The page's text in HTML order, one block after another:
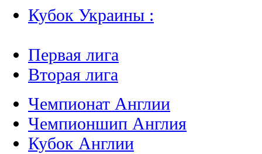
Кубок Украины :
Первая лига
Вторая лига
Чемпионат Англии
Чемпионшип Англия
Кубок Англии